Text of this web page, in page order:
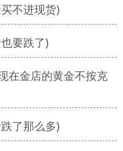
不进现货)
要跌了)
在金店的黄金不按克
了那么多)